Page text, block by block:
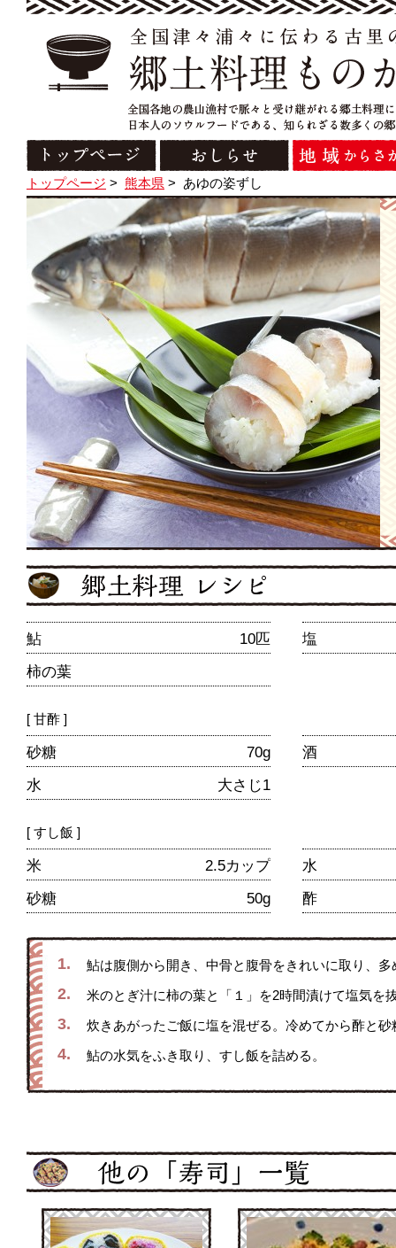
トップページ > 熊本県 > あゆの姿ずし
鮎 10匹
塩
柿の葉
[ 甘酢 ]
砂糖 70g
酒
水
大さじ1
[ すし飯 ]
米 2.5カップ
水
砂糖
50g 酢
1. 鮎は腹側から開き、中骨と腹骨をきれいに取り、
2. 米のとぎ汁に柿の葉と「１」を2時間漬けて塩気を
3. 炊きあがったご飯に塩を混ぜる。冷めてから酢と
4. 鮎の水気をふき取り、すし飯を詰める。